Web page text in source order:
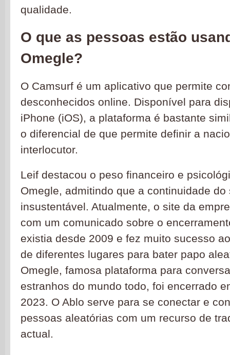
qualidade.
O que as pessoas estão
Omegle?
O Camsurf é um aplicativo que permite
desconhecidos online. Disponível para
iPhone (iOS), a plataforma é bastante
o diferencial de que permite definir a
interlocutor.
Leif destacou o peso financeiro e
Omegle, admitindo que a continuidade
insustentável. Atualmente, o site da
com um comunicado sobre o
existia desde 2009 e fez muito sucesso
de diferentes lugares para bater papo
Omegle, famosa plataforma para
estranhos do mundo todo, foi encerrado
2023. O Ablo serve para se conectar e
pessoas aleatórias com um recurso de
actual.